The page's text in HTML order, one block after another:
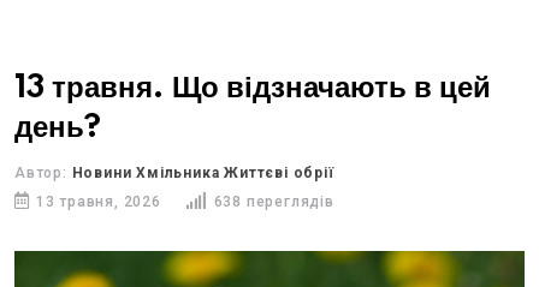
13 травня. Що відзначають в цей
день?
Автор: Новини Хмільника Життєві обрії
13 травня, 2026
638 переглядів